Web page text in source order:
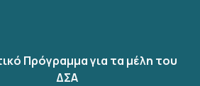
Πρόγραμμα για τα μέλη του
ΔΣΑ